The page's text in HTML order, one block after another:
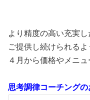
より精度の高い充実
ご提供し続けられる
４月から価格やメニュ
思考調律コーチング